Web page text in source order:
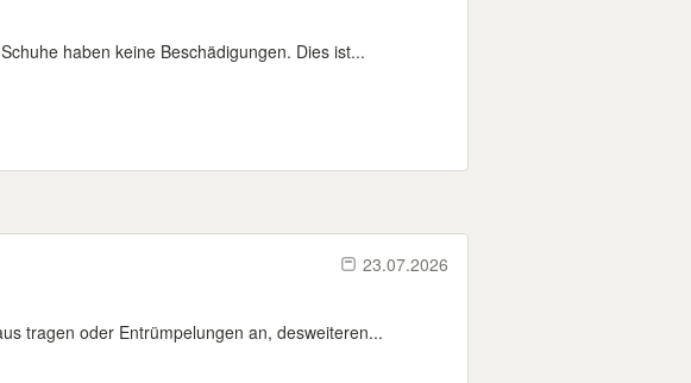
haben keine Beschädigungen. Dies ist...
23.07.2026
tragen oder Entrümpelungen an, desweiteren...